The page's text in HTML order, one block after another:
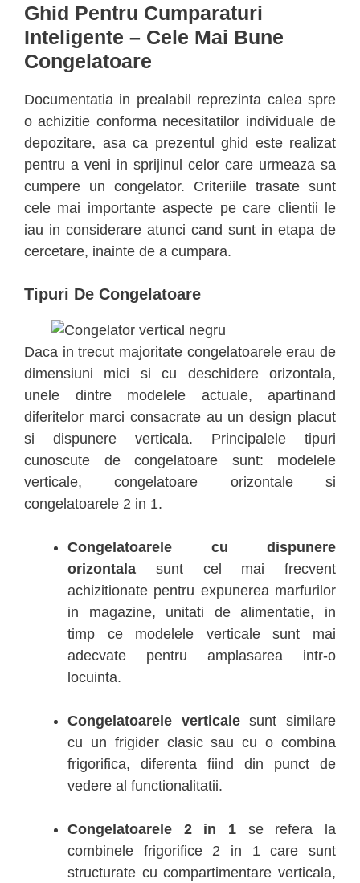
Ghid Pentru Cumparaturi
Inteligente – Cele Mai Bune
Congelatoare
Documentatia in prealabil reprezinta calea spre
o achizitie conforma necesitatilor individuale de
depozitare, asa ca prezentul ghid este realizat
pentru a veni in sprijinul celor care urmeaza sa
cumpere un congelator. Criteriile trasate sunt
cele mai importante aspecte pe care clientii le
iau in considerare atunci cand sunt in etapa de
cercetare, inainte de a cumpara.
Tipuri De Congelatoare
Daca in trecut majoritate congelatoarele erau de
dimensiuni mici si cu deschidere orizontala,
unele dintre modelele actuale, apartinand
diferitelor marci consacrate au un design placut
si dispunere verticala. Principalele tipuri
cunoscute de congelatoare sunt: modelele
verticale, congelatoare orizontale si
congelatoarele 2 in 1.
Congelatoarele cu dispunere
orizontala sunt cel mai frecvent
achizitionate pentru expunerea marfurilor
in magazine, unitati de alimentatie, in
timp ce modelele verticale sunt mai
adecvate pentru amplasarea intr-o
locuinta.
Congelatoarele verticalesunt similare
cu un frigider clasic sau cu o combina
frigorifica, diferenta fiind din punct de
vedere al functionalitatii.
Congelatoarele 2 in 1 se refera la
combinele frigorifice 2 in 1 care sunt
structurate cu compartimentare verticala,